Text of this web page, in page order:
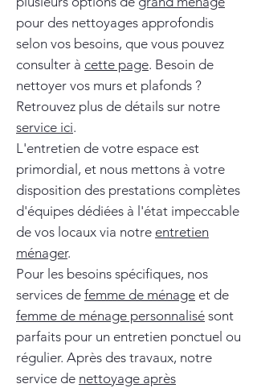
pour des nettoyages approfondis
selon vos besoins, que vous pouvez
consulter à cette page. Besoin de
nettoyer vos murs et plafonds ?
Retrouvez plus de détails sur notre
service ici.
L'entretien de votre espace est
primordial, et nous mettons à votre
disposition des prestations complètes
d'équipes dédiées à l'état impeccable
de vos locaux via notre entretien
ménager.
Pour les besoins spécifiques, nos
services de femme de ménage et de
femme de ménage personnalisé sont
parfaits pour un entretien ponctuel ou
régulier. Après des travaux, notre
service de nettoyage après